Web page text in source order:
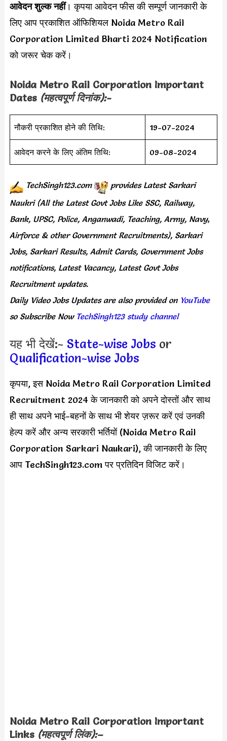
आवेदन शुल्क नहीं। कृपया आवेदन फीस की सम्पूर्ण जानकारी के
लिए आप प्रकाशित ऑफिशियल Noida Metro Rail
Corporation Limited Bharti 2024 Notification
को जरूर चेक करें।
Noida Metro Rail Corporation Important
Dates (महत्वपूर्ण दिनांक):-
नौकरी प्रकाशित होने की तिथि: 19-07-2024
आवेदन करने के लिए अंतिम तिथि: 09-08-2024
TechSingh123.com provides Latest Sarkari
Naukri (All the Latest Govt Jobs Like SSC, Railway,
Bank, UPSC, Police, Anganwadi, Teaching, Army, Navy,
Airforce & other Government Recruitments), Sarkari
Jobs, Sarkari Results, Admit Cards, Government Jobs
notifications, Latest Vacancy, Latest Govt Jobs
Recruitment updates.
Daily Video Jobs Updates are also provided onYouTube
so Subscribe Now TechSingh123 study channel
यह भी देखें:- State-wise Jobs or
Qualification-wise Jobs
कृपया, इस Noida Metro Rail Corporation Limited
Recruitment 2024 के जानकारी को अपने दोस्तों और साथ
ही साथ अपने भाई-बहनों के साथ भी शेयर ज़रूर करें एवं उनकी
हेल्प करें और अन्य सरकारी भर्तियों (Noida Metro Rail
Corporation Sarkari Naukari), की जानकारी के लिए
आप TechSingh123.com पर प्रतिदिन विजिट करें।
Noida Metro Rail Corporation Important
Links (महत्वपूर्ण लिंक):–